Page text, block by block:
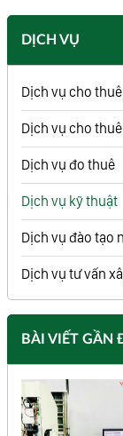
DỊCH VỤ
Dịch vụ cho
Dịch vụ cho
Dịch vụ đo thuê
Dịch vụ kỹ thuật
Dịch vụ đào tạo
Dịch vụ tư vấn
BÀI VIẾT GẦN